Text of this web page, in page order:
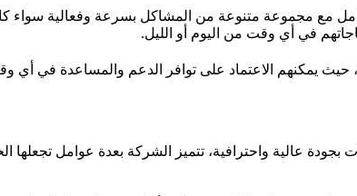
مع مجموعة متنوعة من المشاكل بسرعة وفعالية سواء
في أي وقت من اليوم أو الليل.
حيث يمكنهم الاعتماد على توافر الدعم والمساعدة في أي
عالية واحترافية، تتميز الشركة بعدة عوامل تجعلها